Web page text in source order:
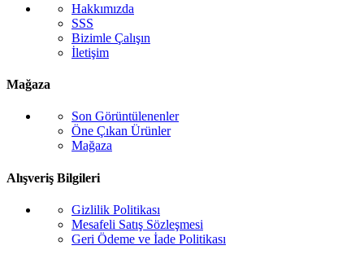
Hakkımızda
SSS
Bizimle Çalışın
İletişim
Mağaza
Son Görüntülenenler
Öne Çıkan Ürünler
Mağaza
Alışveriş Bilgileri
Gizlilik Politikası
Mesafeli Satış Sözleşmesi
Geri Ödeme ve İade Politikası